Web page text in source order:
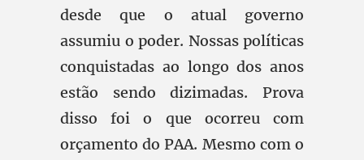
desde que o atual governo
assumiu o poder. Nossas políticas
conquistadas ao longo dos anos
estão sendo dizimadas. Prova
disso foi o que ocorreu com
orçamento do PAA. Mesmo com o